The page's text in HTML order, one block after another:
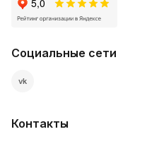
Социальные сети
vk
Контакты